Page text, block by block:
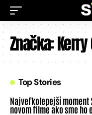
Značka:Kerry
Top Stories
Najveľkolepejší moment
novom filme ako sme ho